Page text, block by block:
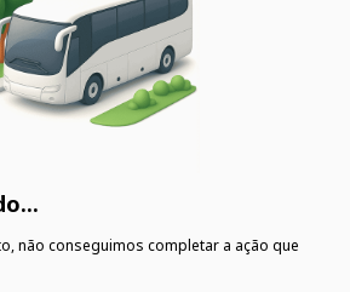
não conseguimos completar a ação que